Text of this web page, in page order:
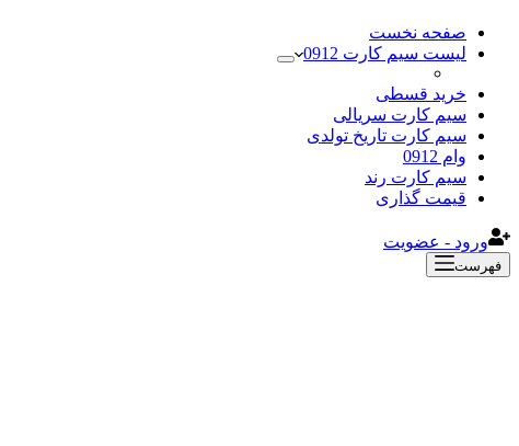
صفحه نخست
لیست سیم کارت 0912
خرید قسطی
سیم کارت سریالی
سیم کارت تاریخ تولدی
وام 0912
سیم کارت رند
قیمت گذاری
ورود - عضویت
فهرست